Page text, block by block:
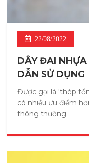
22/08/2022
DÂY ĐAI NHỰA
DẪN SỬ DỤNG
Được gọi là 'thép
có nhiều ưu điểm
thông thường.